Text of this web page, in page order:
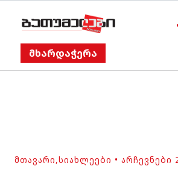
მხარდაჭერა
ᲛᲗᲐᲕᲐᲠᲘ,ᲡᲘᲐᲮᲚᲔᲔᲑᲘ • ᲐᲠᲩᲔᲕᲜᲔᲑᲘ